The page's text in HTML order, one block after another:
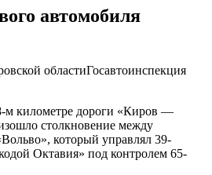
автомобиля
Госавтоинспекция
м километре дороги «Киров —
столкновение между
который управлял 39-
Октавия» под контролем 65-